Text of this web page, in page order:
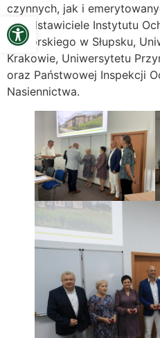
Open toolbar
czynnych, jak i
przedstawiciele Instytutu
Pomorskiego w Słupsku,
Krakowie, Uniwersytetu
oraz Państwowej Inspekcji
Nasiennictwa.